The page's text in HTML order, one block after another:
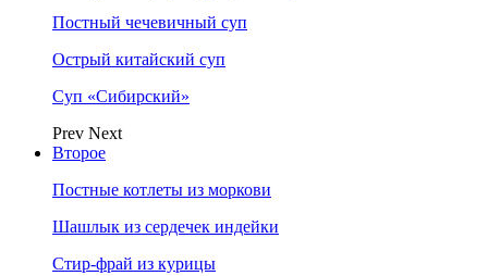
Постный чечевичный суп
Острый китайский суп
Суп «Сибирский»
Prev Next
Второе
Постные котлеты из моркови
Шашлык из сердечек индейки
Стир-фрай из курицы